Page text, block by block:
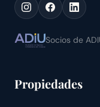
Socios de
Propiedades